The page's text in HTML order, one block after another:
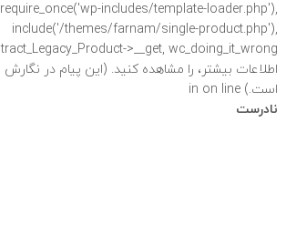
require_once('wp-includes/template-loader.php'),
include('/themes/farnam/single-product.php'),
اطلاعات بیشتر،
است.) in on line
نادرست